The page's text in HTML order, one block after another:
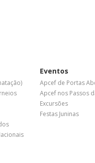
Eventos
Apcef de Portas
Apcef nos Passos
Excursões
Festas Juninas